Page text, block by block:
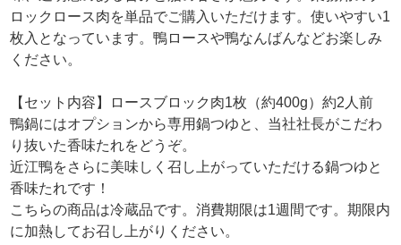
ロックロース肉を単品でご購入いただけます。使いやすい1
枚入となっています。鴨ロースや鴨なんばんなどお楽しみ
ください。
【セット内容】ロースブロック肉1枚（約400g）約2人前
鴨鍋にはオプションから専用鍋つゆと、当社社長がこだわ
り抜いた香味たれをどうぞ。
近江鴨をさらに美味しく召し上がっていただける鍋つゆと
香味たれです！
こちらの商品は冷蔵品です。消費期限は1週間です。期限内
に加熱してお召し上がりください。